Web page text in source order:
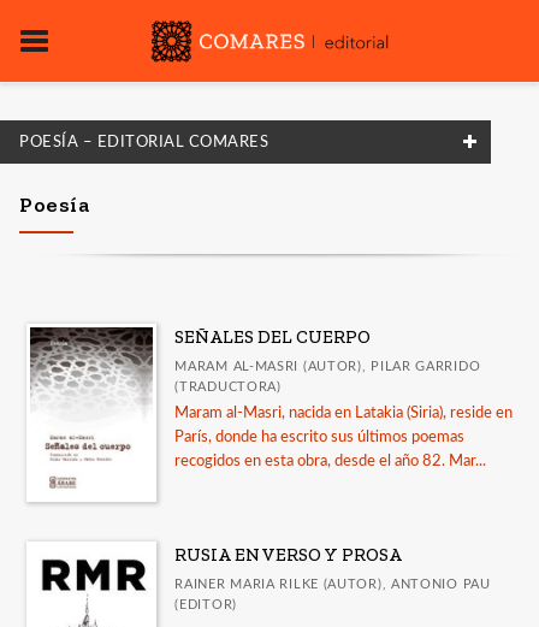
POESÍA – EDITORIAL COMARES
FILTRADO POR:
MATERIAS
Ensayos
Narrativa
NUESTRAS COLECCIONES
Poesía
SEÑALES DEL CUERPO
MARAM AL-MASRI (AUTOR), PILAR GARRIDO
(TRADUCTORA)
Maram al-Masri, nacida en Latakia (Siria), reside en
París, donde ha escrito sus últimos poemas
recogidos en esta obra, desde el año 82. Mar...
RUSIA EN VERSO Y PROSA
RAINER MARIA RILKE (AUTOR), ANTONIO PAU
(EDITOR)